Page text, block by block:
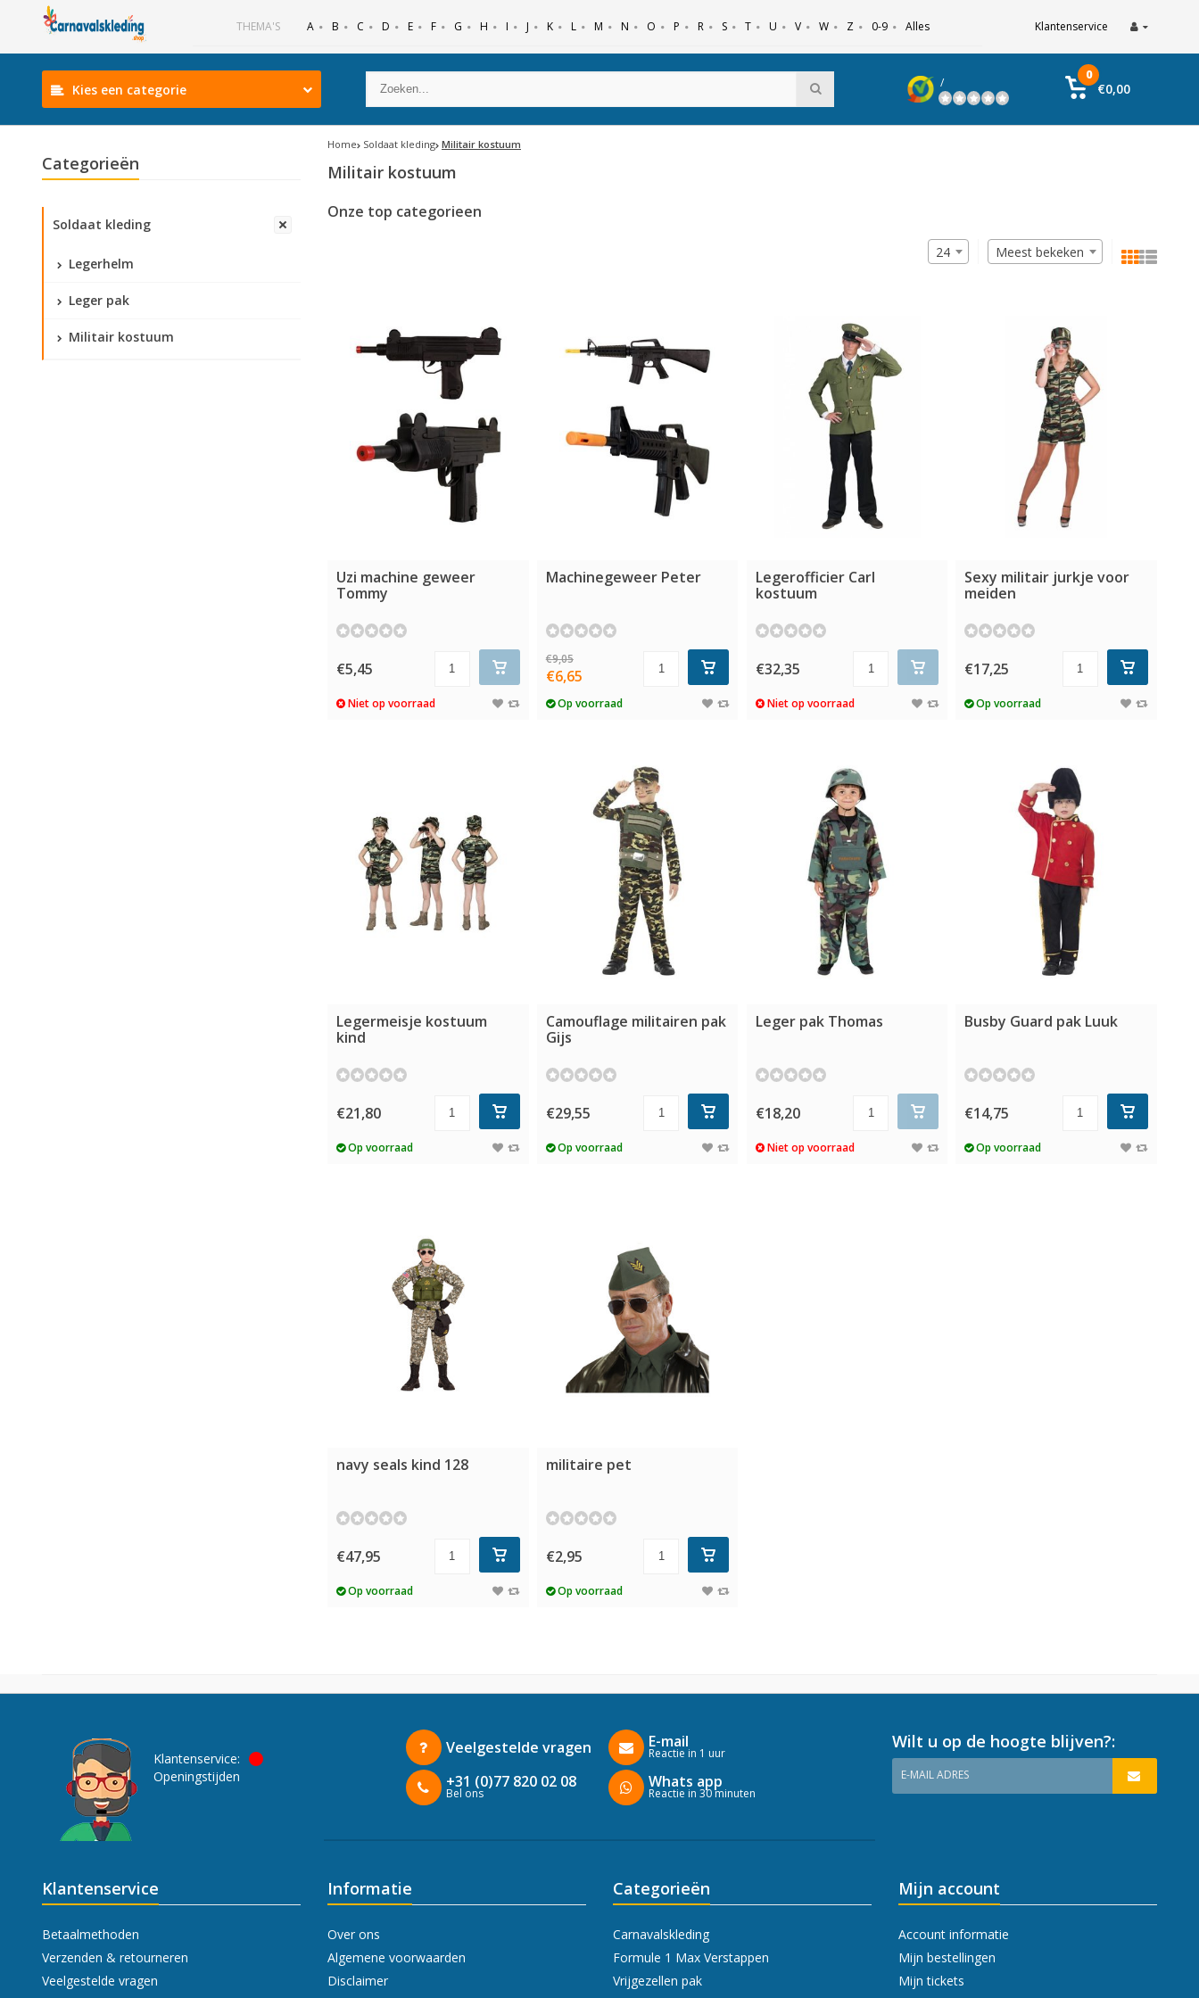
THEMA'S A B C D E F G H I J K L M N O P R S T U V W Z 0-9 Alles Klantenservice
Kies een categorie /
0
€0,00
Categorieën
Soldaat kleding
Legerhelm
Leger pak
Militair kostuum
Home Soldaat kleding Militair kostuum
Militair kostuum
Onze top categorieen
Meest bekeken
24
Uzi machine geweer
Tommy
€5,45
Niet op voorraad
Machinegeweer Peter
€9,05
€6,65
Op voorraad
Legerofficier Carl
kostuum
€32,35
Niet op voorraad
Sexy militair jurkje voor
meiden
€17,25
Op voorraad
Legermeisje kostuum
kind
€21,80
Op voorraad
Camouflage militairen pak
Gijs
€29,55
Op voorraad
Leger pak Thomas
€18,20
Niet op voorraad
Busby Guard pak Luuk
€14,75
Op voorraad
navy seals kind 128
€47,95
Op voorraad
militaire pet
€2,95
Op voorraad
Klantenservice:
Openingstijden
Veelgestelde vragen
+31 (0)77 820 02 08
Bel ons
E-mail
Reactie in 1 uur
Whats app
Reactie in 30 minuten
Wilt u op de hoogte blijven?:
E-MAIL ADRES
Klantenservice
Betaalmethoden
Verzenden & retourneren
Veelgestelde vragen
Informatie
Over ons
Algemene voorwaarden
Disclaimer
Categorieën
Carnavalskleding
Formule 1 Max Verstappen
Vrijgezellen pak
Mijn account
Account informatie
Mijn bestellingen
Mijn tickets